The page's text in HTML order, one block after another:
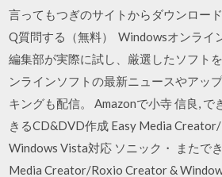
言ってもつぎのサイトからダウンロー
Q質問する（無料） Windowsオンライ
編集部が実際に試し、厳選したソフト
ンラインソフトの最新ニュースやアッ
キングも配信。 Amazonで小寺 信良,
きるCD&DVD作成 Easy Media
Windows Vista対応 ソニック・ またで
Media Creator/Roxio Creator &